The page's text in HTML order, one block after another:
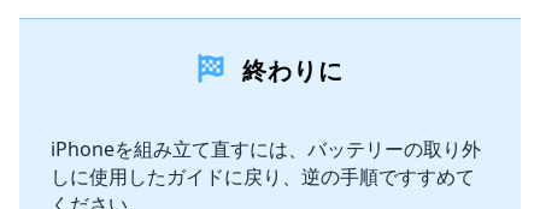
キャンセル コメントを投稿
終わりに
iPhoneを組み立て直すには、バッテリーの取り外
しに使用したガイドに戻り、逆の手順ですすめて